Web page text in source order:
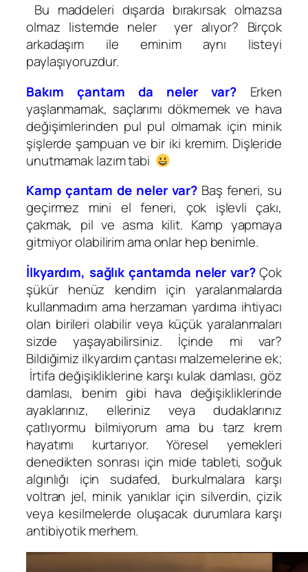
Bu maddeleri dışarda bırakırsak olmazsa
olmaz listemde neler yer alıyor? Birçok
arkadaşım ile eminim aynı listeyi
paylaşıyoruzdur.
Bakım çantam da neler var?
Erken
yaşlanmamak, saçlarımı dökmemek ve hava
değişimlerinden pul pul olmamak için minik
şişlerde şampuan ve bir iki kremim. Dişleride
unutmamak lazım tabi
Kamp çantam de neler var? Baş feneri, su
geçirmez mini el feneri, çok işlevli çakı,
çakmak, pil ve asma kilit. Kamp yapmaya
gitmiyor olabilirim ama onlar hep benimle.
İlkyardım, sağlık çantamda neler var?Çok
şükür henüz kendim için yaralanmalarda
kullanmadım ama herzaman yardıma ihtiyacı
olan birileri olabilir veya küçük yaralanmaları
sizde yaşayabilirsiniz. İçinde mi var?
Bildiğimiz ilkyardım çantası malzemelerine ek;
İrtifa değişikliklerine karşı kulak damlası, göz
damlası, benim gibi hava değişikliklerinde
ayaklarınız, elleriniz veya dudaklarınız
çatlıyormu bilmiyorum ama bu tarz krem
hayatımı kurtarıyor. Yöresel yemekleri
denedikten sonrası için mide tableti, soğuk
algınlığı için sudafed, burkulmalara karşı
voltran jel, minik yanıklar için silverdin, çizik
veya kesilmelerde oluşacak durumlara karşı
antibiyotik merhem.